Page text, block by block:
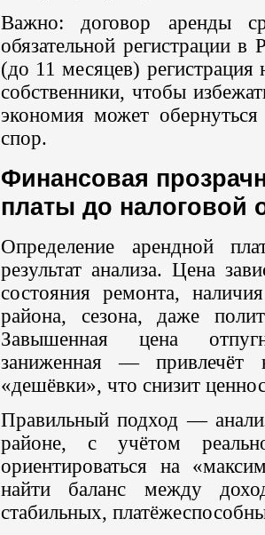
Важно: договор аренды
обязательной регистрации
(до 11 месяцев)
собственники, чтобы
экономия может
спор.
Финансовая
платы до налоговой
Определение арендной
результат анализа. Цена
состояния ремонта,
района, сезона, даже
Завышенная цена
заниженная — привлечёт
«дешёвки», что снизит
Правильный подход —
районе, с учётом
ориентироваться на
найти баланс между
стабильных,